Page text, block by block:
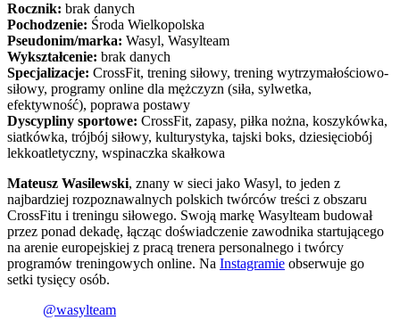
Rocznik: brak danych
Pochodzenie: Środa Wielkopolska
Pseudonim/marka: Wasyl, Wasylteam
Wykształcenie: brak danych
Specjalizacje: CrossFit, trening siłowy, trening wytrzymałościowo-
siłowy, programy online dla mężczyzn (siła, sylwetka,
efektywność), poprawa postawy
Dyscypliny sportowe: CrossFit, zapasy, piłka nożna, koszykówka,
siatkówka, trójbój siłowy, kulturystyka, tajski boks, dziesięciobój
lekkoatletyczny, wspinaczka skałkowa
Mateusz Wasilewski, znany w sieci jako Wasyl, to jeden z
najbardziej rozpoznawalnych polskich twórców treści z obszaru
CrossFitu i treningu siłowego. Swoją markę Wasylteam budował
przez ponad dekadę, łącząc doświadczenie zawodnika startującego
na arenie europejskiej z pracą trenera personalnego i twórcy
programów treningowych online. Na Instagramie obserwuje go
setki tysięcy osób.
@wasylteam